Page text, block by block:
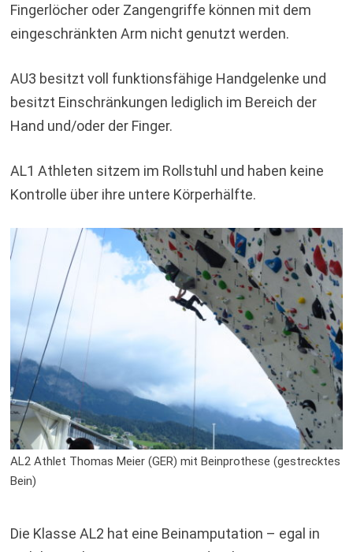
Fingerlöcher oder Zangengriffe können mit dem
eingeschränkten Arm nicht genutzt werden.
AU3 besitzt voll funktionsfähige Handgelenke und
besitzt Einschränkungen lediglich im Bereich der
Hand und/oder der Finger.
AL1 Athleten sitzem im Rollstuhl und haben keine
Kontrolle über ihre untere Körperhälfte.
AL2 Athlet Thomas Meier (GER) mit Beinprothese (gestrecktes
Bein)
Die Klasse AL2 hat eine Beinamputation – egal in